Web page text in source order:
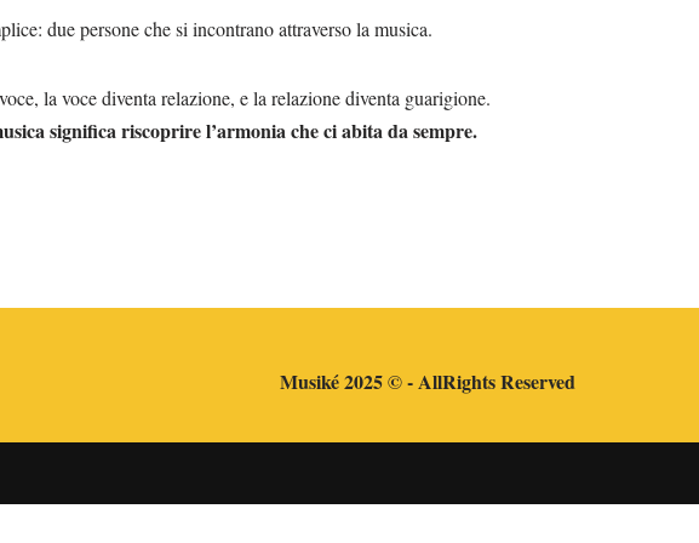
due persone che si incontrano attraverso la musica.
la voce diventa relazione, e la relazione diventa guarigione.
significa riscoprire l’armonia che ci abita da sempre.
Musiké 2025 © - AllRights Reserved